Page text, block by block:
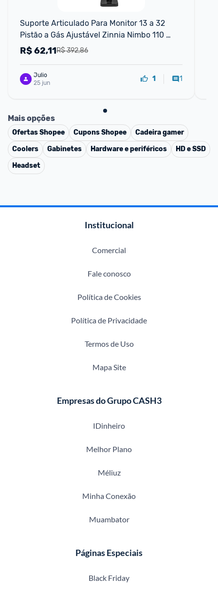
Suporte Articulado Para Monitor 13 a 32
Pistão a Gás Ajustável Zinnia Nimbo 110
Preto
R$ 392,86
R$62,11
Julio
25 jun
1 1
Mais opções
OfertasShopee CuponsShopee
Cadeira gamer
Coolers
Gabinetes Hardware e periféricos
HD e SSD
Headset
Institucional
Comercial
Fale conosco
Política de Cookies
Política de Privacidade
Termos de Uso
Mapa Site
Empresas do Grupo CASH3
IDinheiro
Melhor Plano
Méliuz
Minha Conexão
Muambator
Páginas Especiais
Black Friday